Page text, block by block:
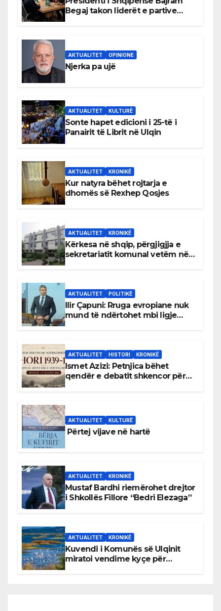
Begaj takon liderët e partive
AKTUALITET OPINIONE
Njerka pa ujë
AKTUALITET KULTURË
Sonte hapet edicioni i 25-të i
Panairit të Librit në Ulqin
AKTUALITET KRONIKË
Kur natyra bëhet rojtarja e
dhomës së Rexhep Qosjes
AKTUALITET KRONIKË
Kërkesa në shqip, përgjigjja e
sekretariatit komunal vetëm në
AKTUALITET POLITIKË
Ilir Çapuni: Rruga evropiane nuk
mund të ndërtohet mbi ligje
AKTUALITET HISTORI KRONIKË
Ismet Azizi: Petnjica bëhet
qendër e debatit shkencor për
AKTUALITET KULTURË
Përtej vijave në hartë
AKTUALITET KRONIKË
Mustaf Bardhi riemërohet drejtor
i Shkollës Fillore “Bedri Elezaga”
AKTUALITET KRONIKË
Kuvendi i Komunës së Ulqinit
miratoi vendime kyçe për